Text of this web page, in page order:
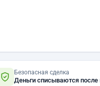
Безопасная сделка
Деньги списываются после